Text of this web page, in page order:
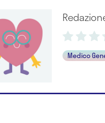
Medico